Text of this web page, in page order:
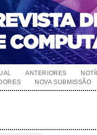
ANTERIORES
NOVA SUBMISSÃO